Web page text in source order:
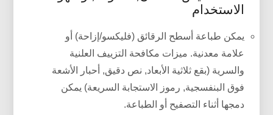
الاستخدام
يمكن طباعة أسطح الرقائق (فليكسو/إزاحة) أو
علامة معدنية. ميزات مكافحة التزييف العلنية
والسرية (بقع ثلاثية الأبعاد, نص دقيق, أحبار الأشعة
فوق البنفسجية, رموز الاستجابة السريعة) يمكن
دمجها أثناء التصفيح أو الطباعة.